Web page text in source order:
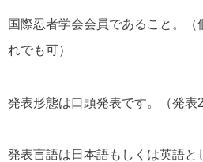
国際忍者学会会員であること。
れでも可）
発表形態は口頭発表です。（発表
発表言語は日本語もしくは英語と